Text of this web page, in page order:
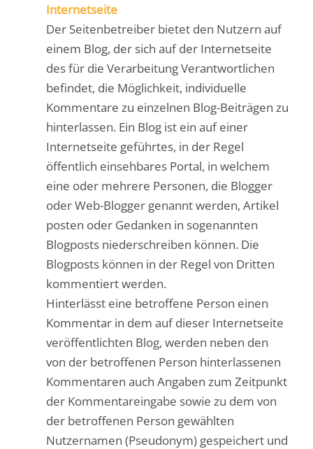
Internetseite
Der Seitenbetreiber bietet den Nutzern auf
einem Blog, der sich auf der Internetseite
des für die Verarbeitung Verantwortlichen
befindet, die Möglichkeit, individuelle
Kommentare zu einzelnen Blog-Beiträgen zu
hinterlassen. Ein Blog ist ein auf einer
Internetseite geführtes, in der Regel
öffentlich einsehbares Portal, in welchem
eine oder mehrere Personen, die Blogger
oder Web-Blogger genannt werden, Artikel
posten oder Gedanken in sogenannten
Blogposts niederschreiben können. Die
Blogposts können in der Regel von Dritten
kommentiert werden.
Hinterlässt eine betroffene Person einen
Kommentar in dem auf dieser Internetseite
veröffentlichten Blog, werden neben den
von der betroffenen Person hinterlassenen
Kommentaren auch Angaben zum Zeitpunkt
der Kommentareingabe sowie zu dem von
der betroffenen Person gewählten
Nutzernamen (Pseudonym) gespeichert und